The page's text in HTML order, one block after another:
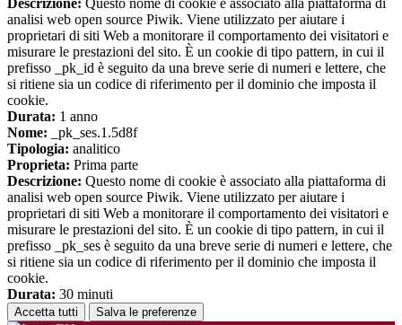
Descrizione: Questo nome di cookie è associato alla piattaforma di
analisi web open source Piwik. Viene utilizzato per aiutare i
proprietari di siti Web a monitorare il comportamento dei visitatori e
misurare le prestazioni del sito. È un cookie di tipo pattern, in cui il
prefisso _pk_id è seguito da una breve serie di numeri e lettere, che
si ritiene sia un codice di riferimento per il dominio che imposta il
cookie.
Durata: 1 anno
Nome: _pk_ses.1.5d8f
Tipologia: analitico
Proprieta: Prima parte
Descrizione: Questo nome di cookie è associato alla piattaforma di
analisi web open source Piwik. Viene utilizzato per aiutare i
proprietari di siti Web a monitorare il comportamento dei visitatori e
misurare le prestazioni del sito. È un cookie di tipo pattern, in cui il
prefisso _pk_ses è seguito da una breve serie di numeri e lettere, che
si ritiene sia un codice di riferimento per il dominio che imposta il
cookie.
Durata: 30 minuti
Accetta tutti Salva le preferenze